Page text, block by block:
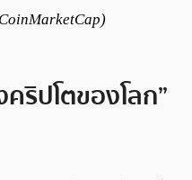
ริปโตของโลก”